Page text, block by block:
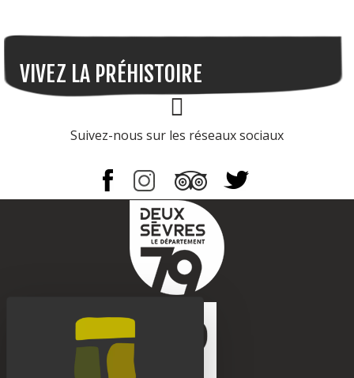
VIVEZ LA PRÉHISTOIRE
Page Facebook
Suivez-nous sur les réseaux sociaux